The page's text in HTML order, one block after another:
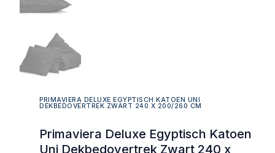
PRIMAVIERA DELUXE EGYPTISCH KATOEN UNI
DEKBEDOVERTREK ZWART 240 X 200/260 CM
Primaviera Deluxe Egyptisch Katoen
Uni Dekbedovertrek Zwart 240 x